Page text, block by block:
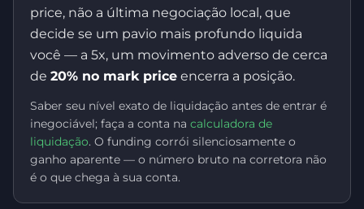
price, não a última negociação local, que
decide se um pavio mais profundo liquida
você — a 5x, um movimento adverso de cerca
de 20% no mark price encerra a posição.
Saber seu nível exato de liquidação antes de entrar é
inegociável; faça a conta na calculadora de
liquidação. O funding corrói silenciosamente o
ganho aparente — o número bruto na corretora não
é o que chega à sua conta.